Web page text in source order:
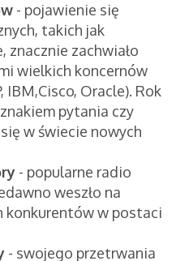
- pojawienie się
takich jak
znacznie zachwiało
wielkich koncernów
IBM,Cisco, Oracle). Rok
pytania czy
w świecie nowych
- popularne radio
weszło na
konkurentów w postaci
- swojego przetrwania